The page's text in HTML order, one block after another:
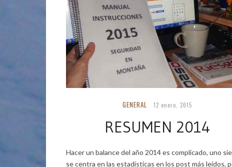
GENERAL 12 enero, 2015
RESUMEN 2014
Hacer un balance del año 2014 es complicado, uno
se centra en las estadísticas en los post más leídos,